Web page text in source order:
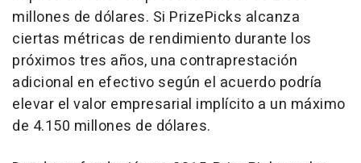
millones de dólares. Si PrizePicks alcanza
ciertas métricas de rendimiento durante los
próximos tres años, una contraprestación
adicional en efectivo según el acuerdo podría
elevar el valor empresarial implícito a un máximo
de 4.150 millones de dólares.